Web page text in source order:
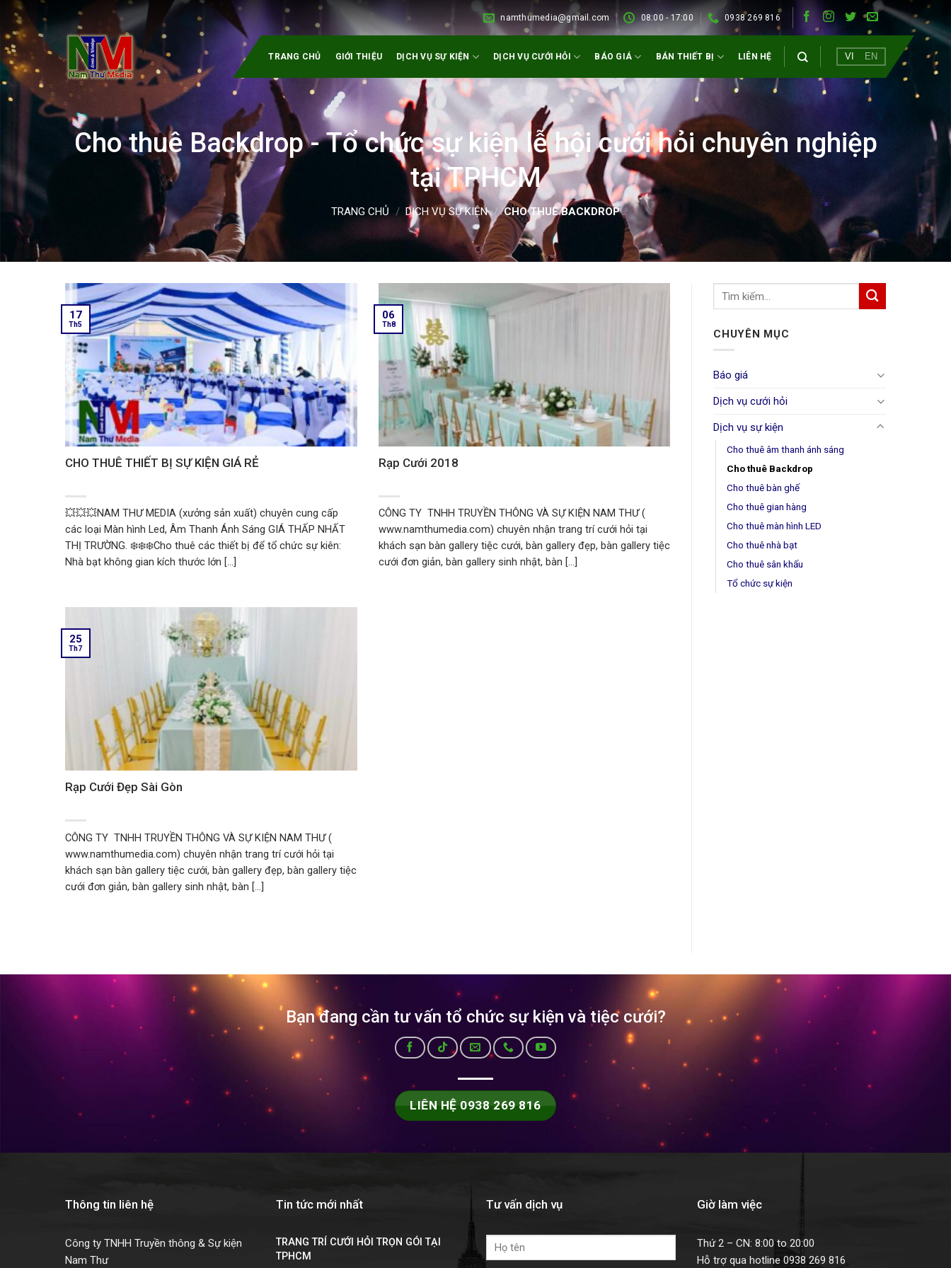
Skip
content
namthumedia@gmail.com 08:00 - 17:00 0938 269 816
TRANG CHỦ GIỚI THIỆU DỊCH VỤ SỰ KIỆN DỊCH VỤ CƯỚI HỎI BÁO GIÁ BÁN THIẾT BỊ LIÊN HỆ VI EN
Cho thuê Backdrop - Tổ chức sự kiện lễ hội cưới hỏi chuyên nghiệp
tại TPHCM
TRANG CHỦ / DỊCH VỤ SỰ KIỆN / CHO THUÊ BACKDROP
CHO THUÊ THIẾT BỊ SỰ KIỆN GIÁ RẺ
💥💥💥NAM THƯ MEDIA (xưởng sản xuất) chuyên cung cấp
các loại Màn hình Led, Âm Thanh Ánh Sáng GIÁ THẤP NHẤT
THỊ TRƯỜNG. ❄️❄️❄️Cho thuê các thiết bị để tổ chức sự kiên:
Nhà bạt không gian kích thước lớn [...]
17
Th5
Rạp Cưới 2018
CÔNG TY TNHH TRUYỀN THÔNG VÀ SỰ KIỆN NAM THƯ (
www.namthumedia.com) chuyên nhận trang trí cưới hỏi tại
khách sạn bàn gallery tiệc cưới, bàn gallery đẹp, bàn gallery tiệc
cưới đơn giản, bàn gallery sinh nhật, bàn [...]
06
Th8
Rạp Cưới Đẹp Sài Gòn
CÔNG TY TNHH TRUYỀN THÔNG VÀ SỰ KIỆN NAM THƯ (
www.namthumedia.com) chuyên nhận trang trí cưới hỏi tại
khách sạn bàn gallery tiệc cưới, bàn gallery đẹp, bàn gallery tiệc
cưới đơn giản, bàn gallery sinh nhật, bàn [...]
25
Th7
CHUYÊN MỤC
Báo giá
Dịch vụ cưới hỏi
Dịch vụ sự kiện
Cho thuê âm thanh ánh sáng
Cho thuê Backdrop
Cho thuê bàn ghế
Cho thuê gian hàng
Cho thuê màn hình LED
Cho thuê nhà bạt
Cho thuê sân khấu
Tổ chức sự kiện
Bạn đang cần tư vấn tổ chức sự kiện và tiệc cưới?
LIÊN HỆ 0938 269 816
Thông tin liên hệ
Công ty TNHH Truyền thông & Sự kiện
Nam Thư
Tin tức mới nhất
TRANG TRÍ CƯỚI HỎI TRỌN GÓI TẠI
TPHCM
Tư vấn dịch vụ Giờ làm việc
Thứ 2 – CN: 8:00 to 20:00
Hỗ trợ qua hotline 0938 269 816